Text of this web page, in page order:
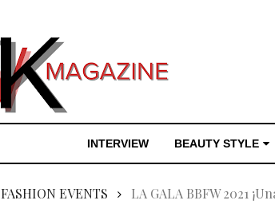
INTERVIEW BEAUTY STYLE
FASHION EVENTS LA GALA BBFW 2021